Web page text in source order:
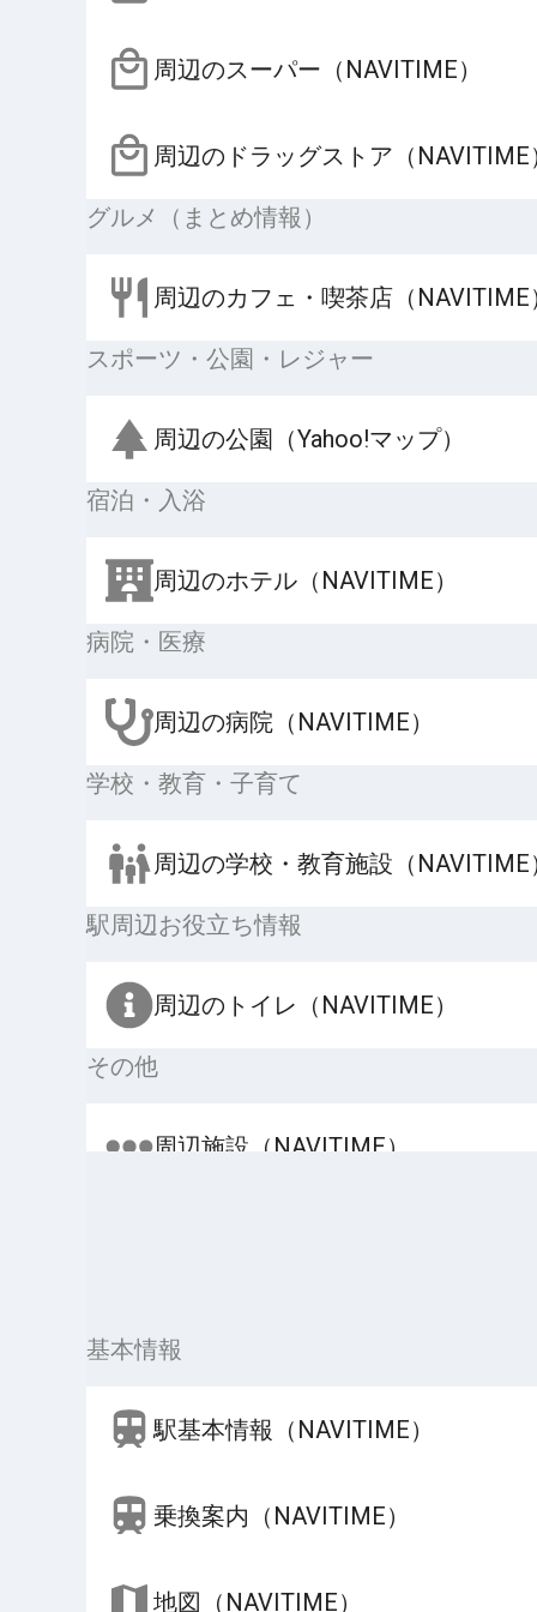
周辺のスーパー（NAVITIME）
周辺のドラッグストア（NAVITIME
グルメ（まとめ情報）
周辺のカフェ・喫茶店（NAVITIME
スポーツ・公園・レジャー
周辺の公園（Yahoo!マップ）
宿泊・入浴
周辺のホテル（NAVITIME）
病院・医療
周辺の病院（NAVITIME）
学校・教育・子育て
周辺の学校・教育施設（NAVITIME
駅周辺お役立ち情報
周辺のトイレ（NAVITIME）
その他
周辺施設（NAVITIME）
基本情報
駅基本情報（NAVITIME）
乗換案内（NAVITIME）
地図（NAVITIME）